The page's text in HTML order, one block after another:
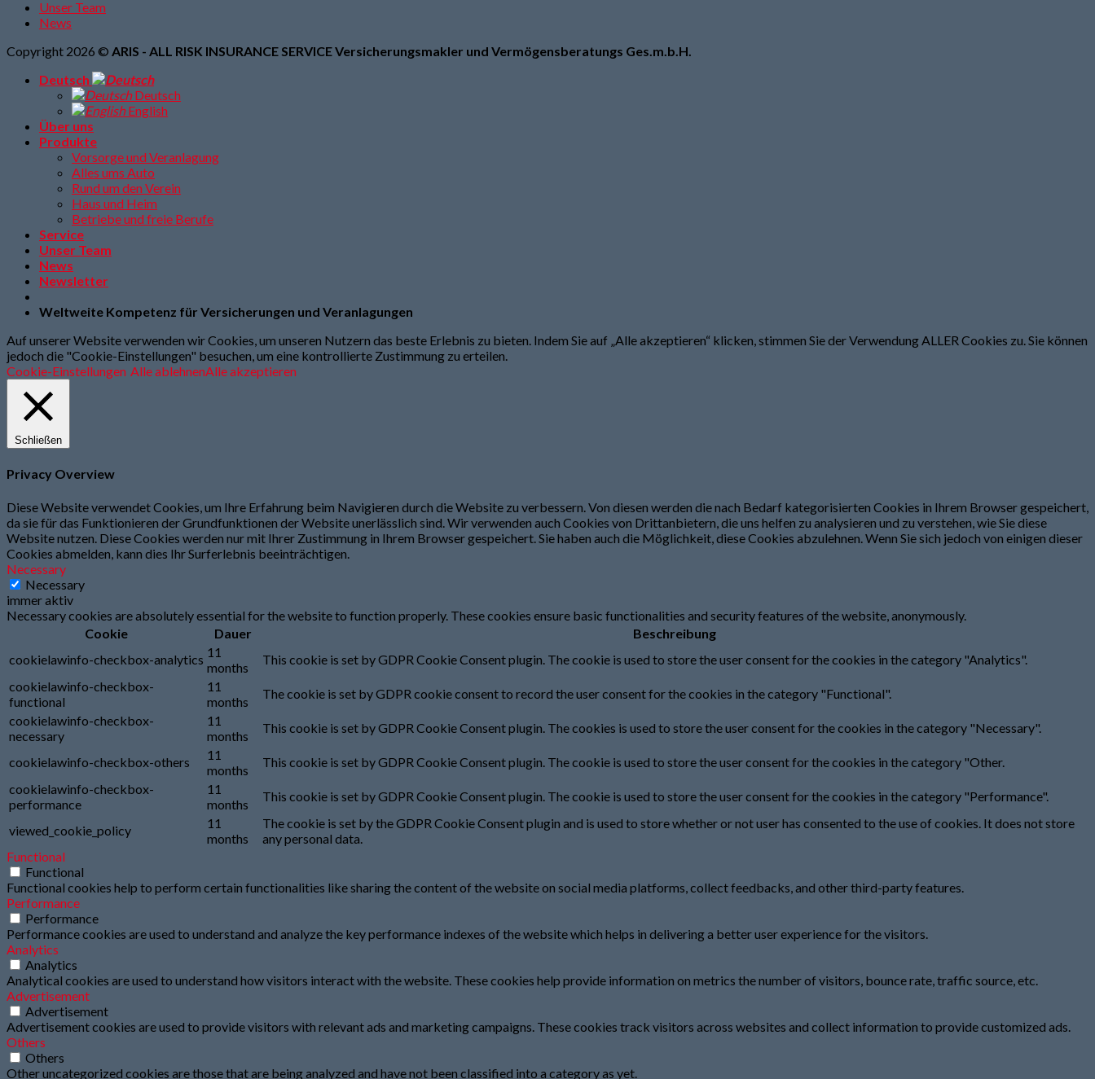
Unser Team
News
Copyright 2026 © ARIS - ALL RISK INSURANCE SERVICE Versicherungsmakler und Vermögensberatungs Ges.m.b.H.
Deutsch
Deutsch
English
Über uns
Produkte
Vorsorge und Veranlagung
Alles ums Auto
Rund um den Verein
Haus und Heim
Betriebe und freie Berufe
Service
Unser Team
News
Newsletter
Weltweite Kompetenz für Versicherungen und Veranlagungen
Auf unserer Website verwenden wir Cookies, um unseren Nutzern das beste Erlebnis zu bieten. Indem Sie auf „Alle akzeptieren“ klicken, stimmen Sie der Verwendung ALLER Cookies zu. Sie können
jedoch die "Cookie-Einstellungen" besuchen, um eine kontrollierte Zustimmung zu erteilen.
Cookie-Einstellungen Alle ablehnenAlle akzeptieren
Schließen
Privacy Overview
Diese Website verwendet Cookies, um Ihre Erfahrung beim Navigieren durch die Website zu verbessern. Von diesen werden die nach Bedarf kategorisierten Cookies in Ihrem Browser gespeichert,
da sie für das Funktionieren der Grundfunktionen der Website unerlässlich sind. Wir verwenden auch Cookies von Drittanbietern, die uns helfen zu analysieren und zu verstehen, wie Sie diese
Website nutzen. Diese Cookies werden nur mit Ihrer Zustimmung in Ihrem Browser gespeichert. Sie haben auch die Möglichkeit, diese Cookies abzulehnen. Wenn Sie sich jedoch von einigen dieser
Cookies abmelden, kann dies Ihr Surferlebnis beeinträchtigen.
Necessary
Necessary
immer aktiv
Necessary cookies are absolutely essential for the website to function properly. These cookies ensure basic functionalities and security features of the website, anonymously.
Cookie
Dauer
Beschreibung
cookielawinfo-checkbox-analytics 11
months
This cookie is set by GDPR Cookie Consent plugin. The cookie is used to store the user consent for the cookies in the category "Analytics".
cookielawinfo-checkbox-
functional
11
months
The cookie is set by GDPR cookie consent to record the user consent for the cookies in the category "Functional".
cookielawinfo-checkbox-
necessary
11
months
This cookie is set by GDPR Cookie Consent plugin. The cookies is used to store the user consent for the cookies in the category "Necessary".
cookielawinfo-checkbox-others
11
months
This cookie is set by GDPR Cookie Consent plugin. The cookie is used to store the user consent for the cookies in the category "Other.
cookielawinfo-checkbox-
performance
11
months
This cookie is set by GDPR Cookie Consent plugin. The cookie is used to store the user consent for the cookies in the category "Performance".
viewed_cookie_policy
11
months
The cookie is set by the GDPR Cookie Consent plugin and is used to store whether or not user has consented to the use of cookies. It does not store
any personal data.
Functional
Functional
Functional cookies help to perform certain functionalities like sharing the content of the website on social media platforms, collect feedbacks, and other third-party features.
Performance
Performance
Performance cookies are used to understand and analyze the key performance indexes of the website which helps in delivering a better user experience for the visitors.
Analytics
Analytics
Analytical cookies are used to understand how visitors interact with the website. These cookies help provide information on metrics the number of visitors, bounce rate, traffic source, etc.
Advertisement
Advertisement
Advertisement cookies are used to provide visitors with relevant ads and marketing campaigns. These cookies track visitors across websites and collect information to provide customized ads.
Others
Others
Other uncategorized cookies are those that are being analyzed and have not been classified into a category as yet.